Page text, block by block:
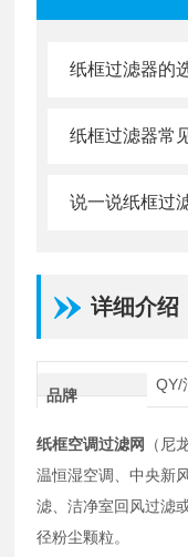
纸框过滤器的
纸框过滤器常
说一说纸框过
详细介绍
品牌
QY/
纸框空调过滤网
（尼
温恒湿空调、中央新
滤、洁净室回风过滤
径粉尘颗粒。